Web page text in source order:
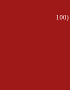
تبریز، ولیعصر، خیابان تختی، فلکه ابن سینا به طرف پارک زیتون (100